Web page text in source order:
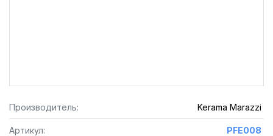
Производитель: Kerama Marazzi
Артикул: PFE008